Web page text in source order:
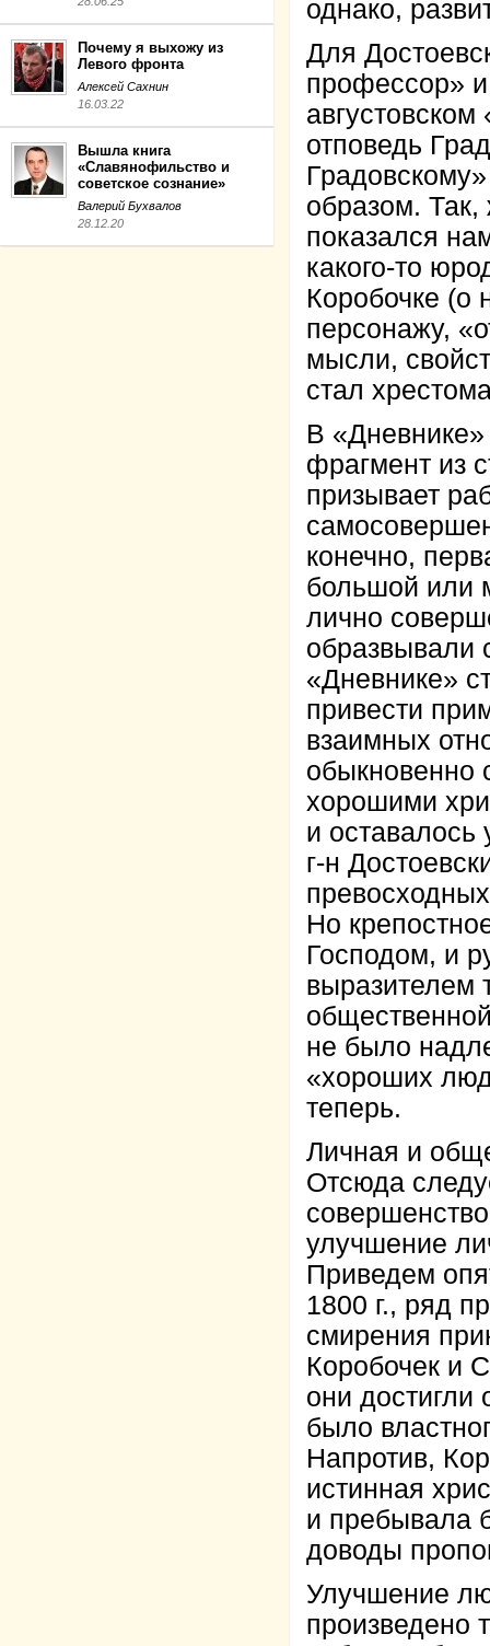
Почему я выхожу из
Левого фронта
Алексей Сахнин
16.03.22
Вышла книга
«Славянофильство и
советское сознание»
Валерий Бухвалов
28.12.20
однако,
Для
профессор» и
отповедь
образом.
показался
какого-то
Коробочке (о
персонажу,
мысли,
стал
В «Дневнике»
фрагмент из
призывает
конечно,
большой или
лично
образвывали
«Дневнике»
привести
взаимных
обыкновенно
хорошими
и оставалось
г-н
Но
Господом, и
выразителем
не было
«хороших
теперь.
Личная и
Отсюда
улучшение
Приведем
1800 г., ряд
смирения
Коробочек и
они достигли
было
Напротив,
истинная
и пребывала
доводы
Улучшение
произведено